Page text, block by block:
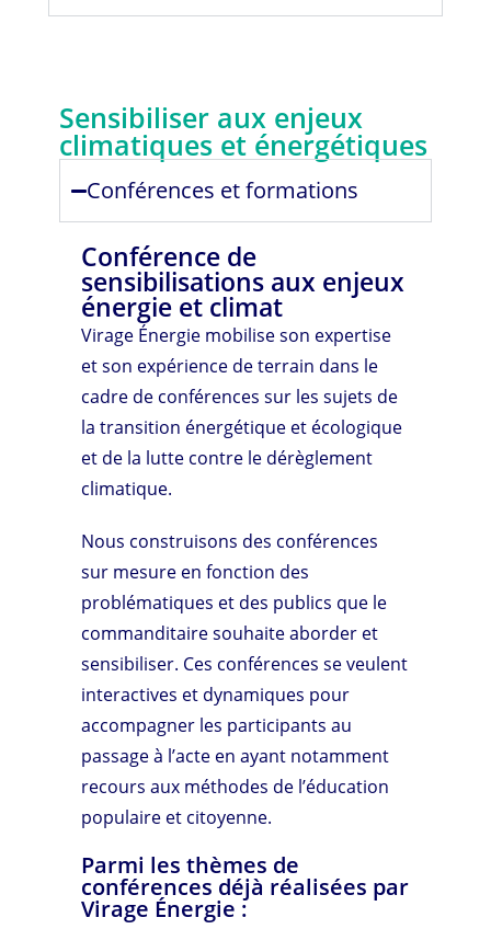
Sensibiliser aux enjeux
climatiques et énergétiques
Conférences et formations
Conférence de
sensibilisations aux enjeux
énergie et climat
Virage Énergie mobilise son expertise
et son expérience de terrain dans le
cadre de conférences sur les sujets de
la transition énergétique et écologique
et de la lutte contre le dérèglement
climatique.
Nous construisons des conférences
sur mesure en fonction des
problématiques et des publics que le
commanditaire souhaite aborder et
sensibiliser. Ces conférences se veulent
interactives et dynamiques pour
accompagner les participants au
passage à l’acte en ayant notamment
recours aux méthodes de l’éducation
populaire et citoyenne.
Parmi les thèmes de
conférences déjà réalisées par
Virage Énergie :